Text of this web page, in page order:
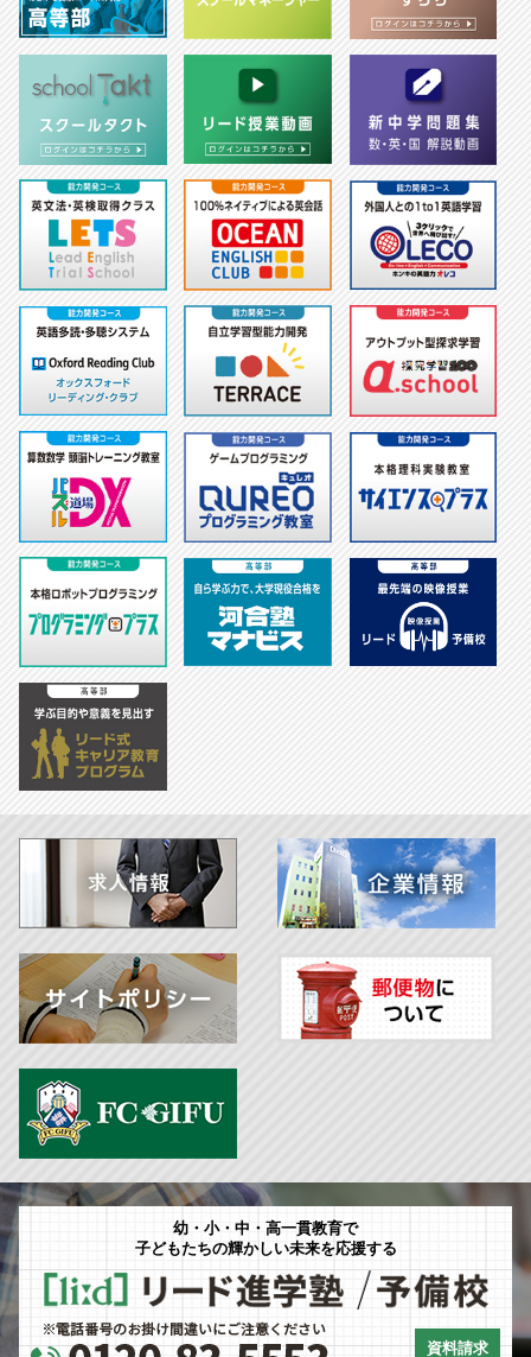
幼・小・中・高一貫教育で
子どもたちの輝かしい未来を応援する
資料請求